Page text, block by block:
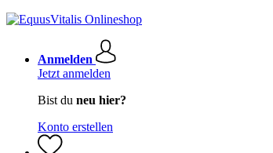
Anmelden
Jetzt anmelden
Bist du neu hier?
Konto erstellen